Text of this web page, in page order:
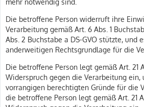
Die betroffene Person widerruft ihre
Verarbeitung gemäß Art. 6 Abs. 1
Abs. 2 Buchstabe a DS-GVO stützte, und
anderweitigen Rechtsgrundlage für die
Die betroffene Person legt gemäß Art. 21
Widerspruch gegen die Verarbeitung ein,
vorrangigen berechtigten Gründe für die
die betroffene Person legt gemäß Art. 21